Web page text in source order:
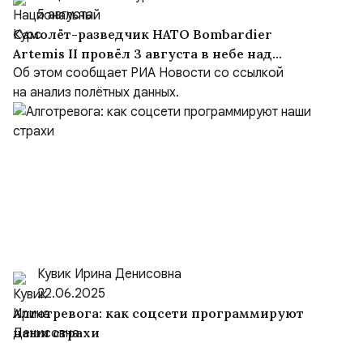
5 августа
Самолёт-разведчик НАТО Bombardier
Artemis II провёл 3 августа в небе над
Чёрным морем около девяти часов
Об этом сообщает РИА Новости со ссылкой
на анализ полётных данных.
Кувик Ирина Денисовна
22.06.2025
Алготревога: как соцсети программируют
наши страхи